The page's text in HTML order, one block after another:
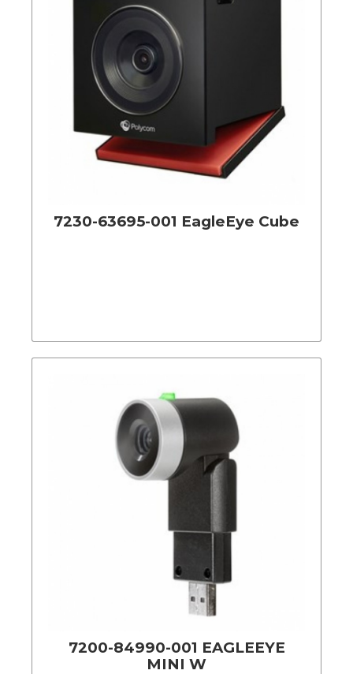
7230-63695-001 EagleEye Cube
7200-84990-001 EAGLEEYE
MINI W